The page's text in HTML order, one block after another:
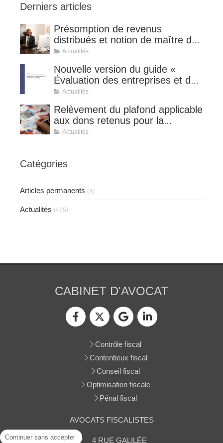
Derniers articles
Présomption de revenus
distribués et notion de maître de
l'affaire (CE 8 juillet 2026, n°
Actualités
Nouvelle version du guide «
Évaluation des entreprises et des
titres de sociétés ».
Actualités
Relèvement du plafond applicable
aux dons retenus pour la
détermination de la réduction
Actualités
Catégories
Articles permanents (4)
Actualités (475)
CABINET D'AVOCAT
Contrôle fiscal
Contentieux fiscal
Conseil fiscal
Optimisation fiscale
Pénal fiscal
AVOCATS FISCALISTES
4 RUE GALILÉE
Continuer sans accepter